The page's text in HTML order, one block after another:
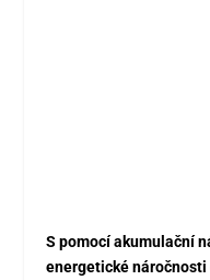
S pomocí akumulační
energetické